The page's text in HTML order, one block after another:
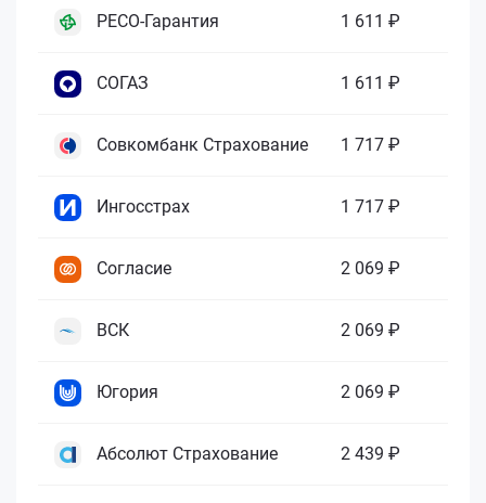
РЕСО-Гарантия 1 611 ₽
СОГАЗ 1 611 ₽
Совкомбанк Страхование 1 717 ₽
Ингосстрах 1 717 ₽
Согласие 2 069 ₽
ВСК 2 069 ₽
Югория 2 069 ₽
Абсолют Страхование 2 439 ₽